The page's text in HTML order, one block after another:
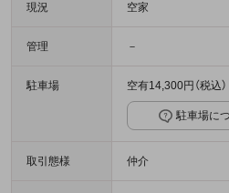
現況 空家
管理 －
駐車場 空有14,300円（税込）
駐車場に
取引態様 仲介